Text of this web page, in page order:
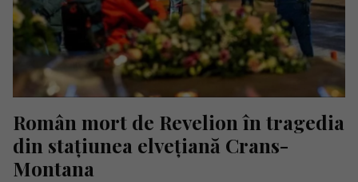
Român mort de Revelion în tragedia
din stațiunea elvețiană Crans-
Montana